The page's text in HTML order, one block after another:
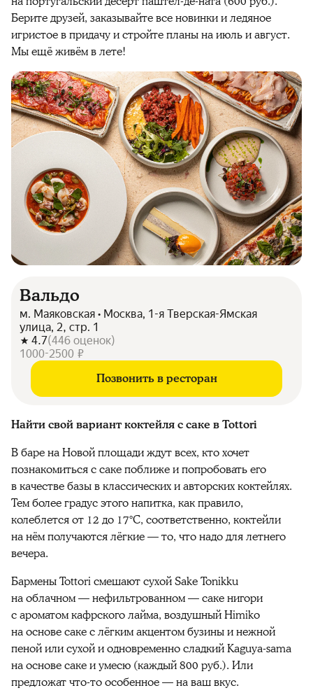
Берите друзей, заказывайте все новинки и ледяное
игристое в придачу и стройте планы на июль и август.
Мы ещё живём в лете!
Вальдо
м. Маяковская • Москва, 1-я Тверская-Ямская
улица, 2, стр. 1
4.7(446 оценок)
1000-2500 ₽
Позвонить в ресторан
Найти свой вариант коктейля с саке в Tottori
В баре на Новой площади ждут всех, кто хочет
познакомиться с саке поближе и попробовать его
в качестве базы в классических и авторских коктейлях.
Тем более градус этого напитка, как правило,
колеблется от 12 до 17°C, соответственно, коктейли
на нём получаются лёгкие — то, что надо для летнего
вечера.
Бармены Tottori смешают сухой Sake Tonikku
на облачном — нефильтрованном — саке нигори
с ароматом кафрского лайма, воздушный Himiko
на основе саке с лёгким акцентом бузины и нежной
пеной или сухой и одновременно сладкий Kaguya-sama
на основе саке и умесю (каждый 800 руб.). Или
предложат что-то особенное — на ваш вкус.